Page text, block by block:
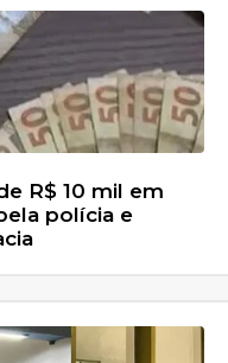
R$ 10 mil em
polícia e